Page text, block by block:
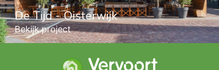
De Tijd - Oisterwijk
Bekijk project